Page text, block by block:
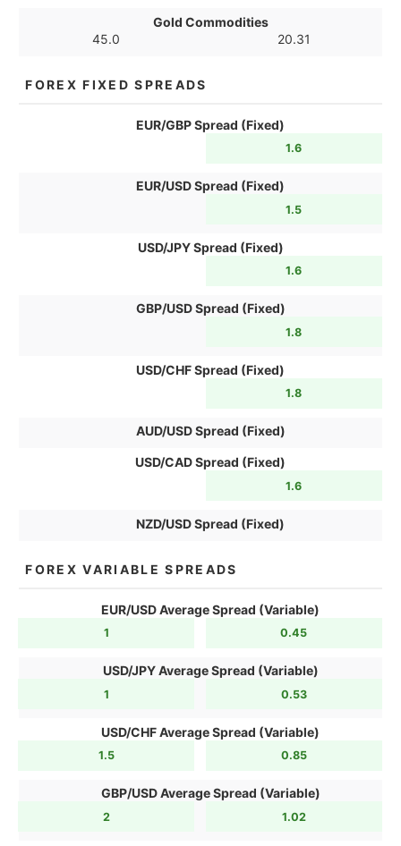
Gold Commodities
45.0
20.31
FOREX FIXED SPREADS
EUR/GBP Spread (Fixed)
1.6
EUR/USD Spread (Fixed)
1.5
USD/JPY Spread (Fixed)
1.6
GBP/USD Spread (Fixed)
1.8
USD/CHF Spread (Fixed)
1.8
AUD/USD Spread (Fixed)
USD/CAD Spread (Fixed)
1.6
NZD/USD Spread (Fixed)
FOREX VARIABLE SPREADS
EUR/USD Average Spread (Variable)
1 0.45
USD/JPY Average Spread (Variable)
1 0.53
USD/CHF Average Spread (Variable)
1.5 0.85
GBP/USD Average Spread (Variable)
2 1.02